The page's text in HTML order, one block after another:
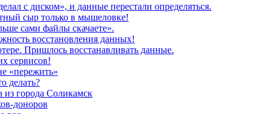
с диском», и данные перестали определяться.
сыр только в мышеловке!
сами файлы скачаете».
восстановления данных!
Пришлось восстанавливать данные.
сервисов!
«пережить»
делать?
из города Соликамск
доноров